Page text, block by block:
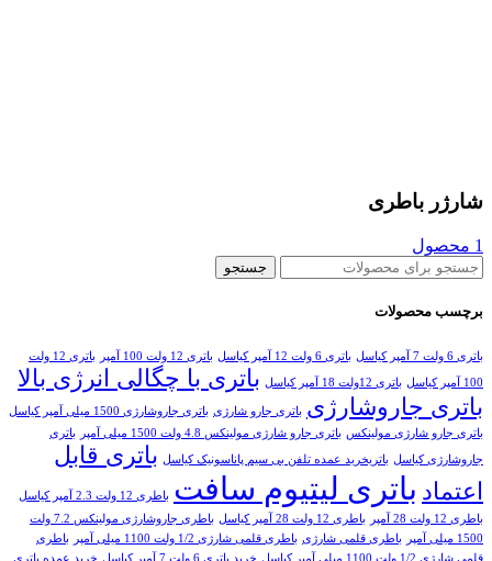
شارژر باطری
1 محصول
جستجو
برچسب محصولات
باتری 6 ولت 7 آمپر کیاسل باتری 6 ولت 12 آمپر کیاسل باتری 12 ولت 100 آمپر باتری 12 ولت
100 آمپر کیاسل باتری 12ولت 18 آمپر کیاسل
باتری با چگالی انرژی بالا
باتری جاروشارژی باتری جارو شارژی باتری جاروشارژی 1500 میلی آمپر کیاسل
باتری جارو شارژی مولینکس باتری جارو شارژی مولینکس 4.8 ولت 1500 میلی آمپر باتری
جاروشارژی کیاسل باتریخرید عمده تلفن بی سیم پاناسونیک کیاسل باتری قابل
اعتماد باتری لیتیوم سافت باطری 12 ولت 2.3 آمپر کیاسل
باطری 12 ولت 28 آمپر
باطری 12 ولت 28 آمپر کیاسل
باطری جاروشارژی مولینکس 7.2 ولت
1500 میلی آمپر
باطری قلمی شارژی باطری قلمی شارژی 1/2 ولت 1100 میلی آمپر
باطری
قلمی شارژی 1/2 ولت 1100 میلی آمپر کیاسل
خرید باتری 6 ولت 7 آمپر کیاسل
خرید عمده باتری